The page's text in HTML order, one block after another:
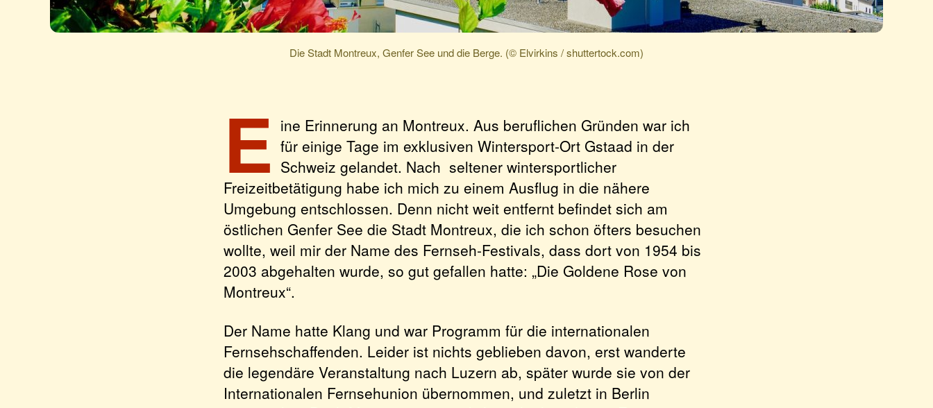
Die Stadt Montreux, Genfer See und die Berge. (© Elvirkins / shuttertock.com)
E ine Erinnerung an Montreux. Aus beruflichen Gründen war ich
für einige Tage im exklusiven Wintersport-Ort Gstaad in der
Schweiz gelandet. Nach seltener wintersportlicher
Freizeitbetätigung habe ich mich zu einem Ausflug in die nähere
Umgebung entschlossen. Denn nicht weit entfernt befindet sich am
östlichen Genfer See die Stadt Montreux, die ich schon öfters besuchen
wollte, weil mir der Name des Fernseh-Festivals, dass dort von 1954 bis
2003 abgehalten wurde, so gut gefallen hatte: „Die Goldene Rose von
Montreux“.
Der Name hatte Klang und war Programm für die internationalen
Fernsehschaffenden. Leider ist nichts geblieben davon, erst wanderte
die legendäre Veranstaltung nach Luzern ab, später wurde sie von der
Internationalen Fernsehunion übernommen, und zuletzt in Berlin